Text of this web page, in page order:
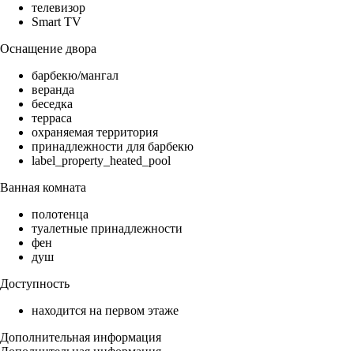
телевизор
Smart TV
Оснащение двора
барбекю/мангал
веранда
беседка
терраса
охраняемая территория
принадлежности для барбекю
label_property_heated_pool
Ванная комната
полотенца
туалетные принадлежности
фен
душ
Доступность
находится на первом этаже
Дополнительная информация